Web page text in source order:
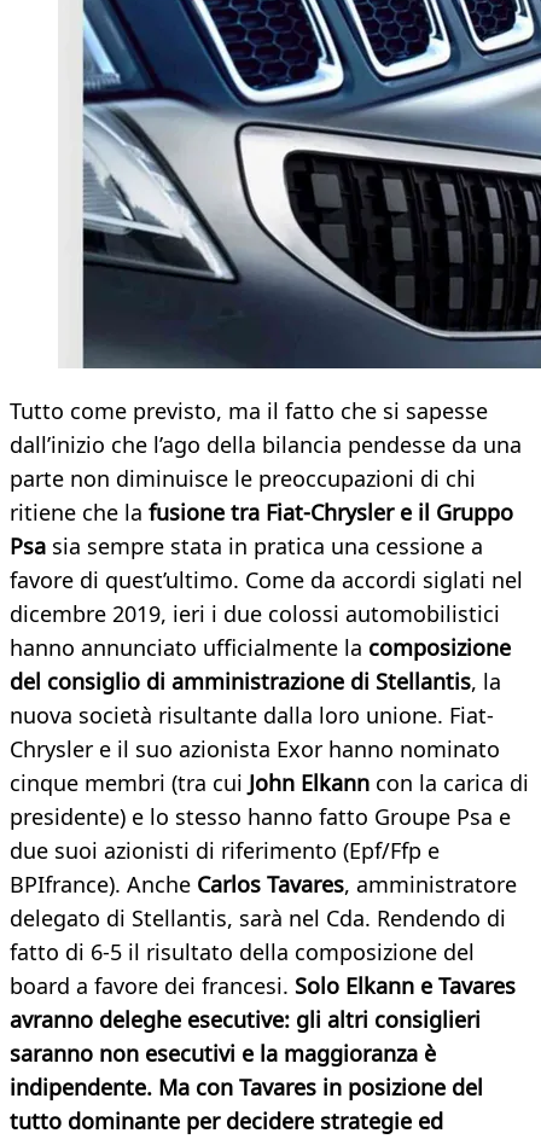
Tutto come previsto, ma il fatto che si sapesse
dall’inizio che l’ago della bilancia pendesse da una
parte non diminuisce le preoccupazioni di chi
ritiene che la fusione tra Fiat-Chrysler e il Gruppo
Psa sia sempre stata in pratica una cessione a
favore di quest’ultimo. Come da accordi siglati nel
dicembre 2019, ieri i due colossi automobilistici
hanno annunciato ufficialmente la composizione
del consiglio di amministrazione di Stellantis, la
nuova società risultante dalla loro unione. Fiat-
Chrysler e il suo azionista Exor hanno nominato
cinque membri (tra cui John Elkann con la carica di
presidente) e lo stesso hanno fatto Groupe Psa e
due suoi azionisti di riferimento (Epf/Ffp e
BPIfrance). Anche Carlos Tavares, amministratore
delegato di Stellantis, sarà nel Cda. Rendendo di
fatto di 6-5 il risultato della composizione del
board a favore dei francesi. Solo Elkann e Tavares
avranno deleghe esecutive: gli altri consiglieri
saranno non esecutivi e la maggioranza è
indipendente. Ma con Tavares in posizione del
tutto dominante per decidere strategie ed